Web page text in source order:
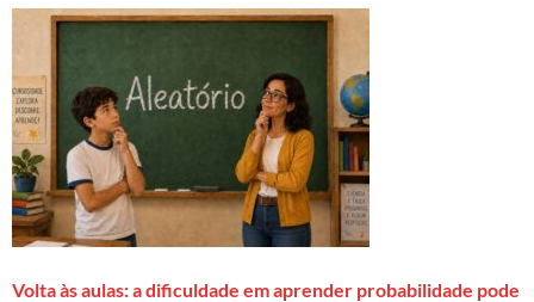
Volta às aulas: a dificuldade em aprender probabilidade pode